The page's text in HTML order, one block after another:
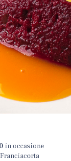
in occasione